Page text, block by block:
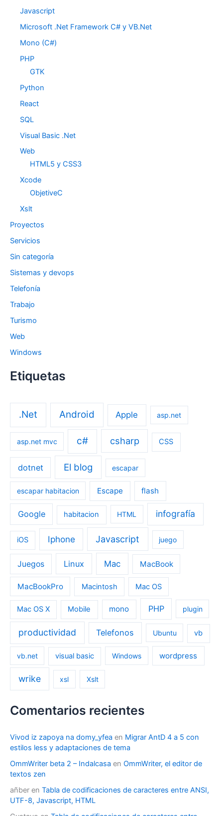
Javascript
Microsoft .Net Framework C# y VB.Net
Mono (C#)
PHP
GTK
Python
React
SQL
Visual Basic .Net
Web
HTML5 y CSS3
Xcode
ObjetiveC
Xslt
Proyectos
Servicios
Sin categoría
Sistemas y devops
Telefonía
Trabajo
Turismo
Web
Windows
Etiquetas
.Net Android Apple asp.net
asp.net mvc c# csharp CSS
dotnet El blog escapar
escapar habitacion Escape flash
Google habitacion HTML infografía
iOS Iphone Javascript juego
Juegos Linux Mac MacBook
MacBookPro Macintosh Mac OS
Mac OS X Mobile mono PHP plugin
productividad Telefonos Ubuntu vb
vb.net visual basic Windows wordpress
wrike xsl Xslt
Comentarios recientes
Vivod iz zapoya na domy_yfea en Migrar AntD 4 a 5 con
estilos less y adaptaciones de tema
OmmWriter beta 2 – Indalcasa en OmmWriter, el editor de
textos zen
añber en Tabla de codificaciones de caracteres entre ANSI,
UTF-8, Javascript, HTML